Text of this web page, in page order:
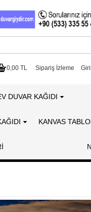
0,00 TL Sipariş İzleme
DUVAR KAĞIDI
KANVAS